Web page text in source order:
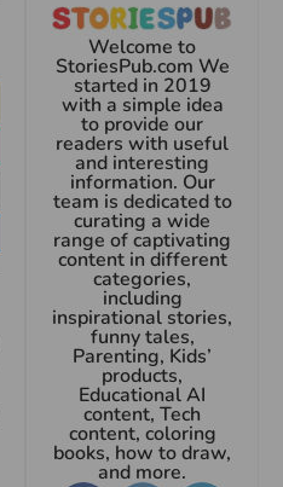
Welcome to
StoriesPub.com We
started in 2019
with a simple idea
to provide our
readers with useful
and interesting
information. Our
team is dedicated to
curating a wide
range of captivating
content in different
categories,
including
inspirational stories,
funny tales,
Parenting, Kids’
products,
Educational AI
content, Tech
content, coloring
books, how to draw,
and more.